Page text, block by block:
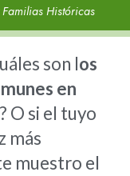
Históricas
son los
en
? O si el tuyo
más
muestro el